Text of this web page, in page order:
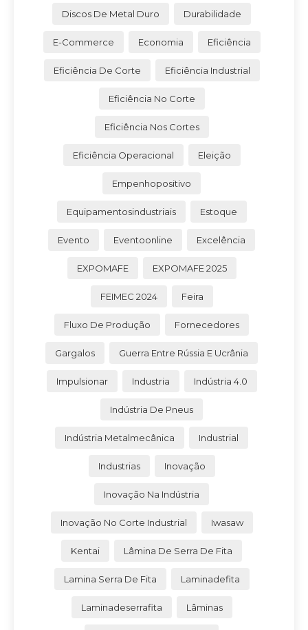
Discos De Metal Duro Durabilidade
E-Commerce Economia Eficiência
Eficiência De Corte Eficiência Industrial
Eficiência No Corte
Eficiência Nos Cortes
Eficiência Operacional Eleição
Empenhopositivo
Equipamentosindustriais Estoque
Evento Eventoonline Excelência
EXPOMAFE EXPOMAFE 2025
FEIMEC 2024 Feira
Fluxo De Produção Fornecedores
Gargalos Guerra Entre Rússia E Ucrânia
Impulsionar Industria Indústria 4.0
Indústria De Pneus
Indústria Metalmecânica Industrial
Industrias Inovação
Inovação Na Indústria
Inovação No Corte Industrial Iwasaw
Kentai Lâmina De Serra De Fita
Lamina Serra De Fita Laminadefita
Laminadeserrafita Lâminas